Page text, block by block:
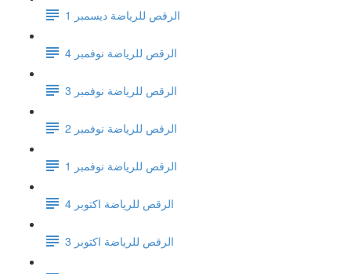
الرقص للرياضة ديسمبر 1
الرقص للرياضة نوفمبر 4
الرقص للرياضة نوفمبر 3
الرقص للرياضة نوفمبر 2
الرقص للرياضة نوفمبر 1
الرقص للرياضة اكتوبر 4
الرقص للرياضة اكتوبر 3